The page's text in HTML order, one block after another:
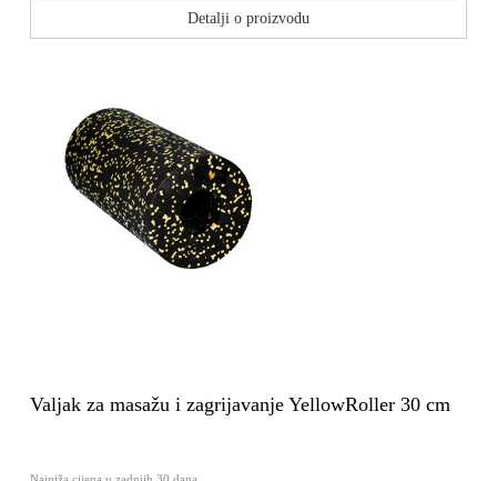
Detalji o proizvodu
Valjak za masažu i zagrijavanje YellowRoller 30 cm